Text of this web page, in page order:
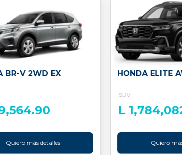
BR-V 2WD EX
Quiero más detalles
HONDA ELITE
SUV
L
Quiero